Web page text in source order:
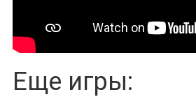
Еще игры: